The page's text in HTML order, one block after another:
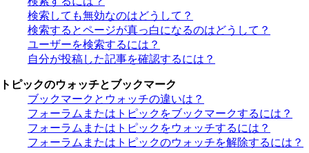
検索しても無効なのはどうして？
検索するとページが真っ白になるのはどうして？
ユーザーを検索するには？
自分が投稿した記事を確認するには？
トピックのウォッチとブックマーク
ブックマークとウォッチの違いは？
フォーラムまたはトピックをブックマークするには？
フォーラムまたはトピックをウォッチするには？
フォーラムまたはトピックのウォッチを解除するには？